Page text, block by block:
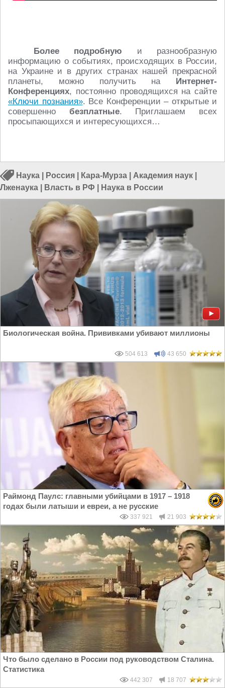
Более подробную и разнообразную
информацию о событиях, происходящих в России,
на Украине и в других странах нашей прекрасной
планеты, можно получить на Интернет-
Конференциях, постоянно проводящихся на сайте
«Ключи познания». Все Конференции – открытые и
совершенно безплатные. Приглашаем всех
просыпающихся и интересующихся…
Наука Россия Кара-Мурза Академия наук
Лженаука
Власть в РФ Наука в России
Биологическая война. Прививками убивают миллионы
504 613 43 650
Раймонд Паулс: главными убийцами в 1917 – 1918
годах были латыши и евреи, а не русские
337 921 21 903
Что было сделано в России под руководством Сталина.
Статистика
442 307 18 707